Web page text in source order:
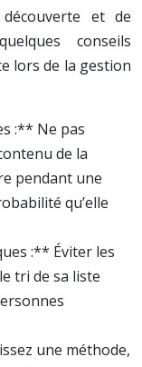
et de
conseils
lors de la gestion
:** Ne pas
de la
pendant une
qu’elle
:** Éviter les
tri de sa liste
une méthode,